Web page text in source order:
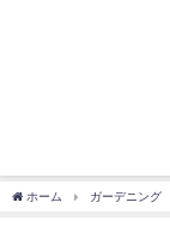
ホーム ガーデニング